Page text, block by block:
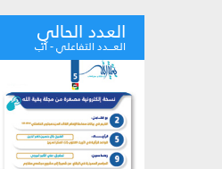
العدد الحالي
العـــدد التفاعلي - آب